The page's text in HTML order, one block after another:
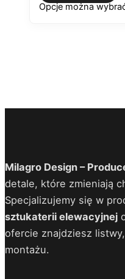
Opcje można
Milagro Design –
detale, które zmieniają
Specjalizujemy się w
sztukaterii elewacyjnej
ofercie znajdziesz
montażu.